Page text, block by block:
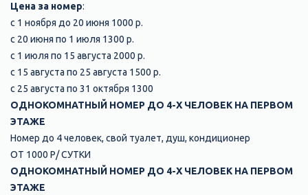
Цена за номер:
с 1 ноября до 20 июня 1000 р.
с 20 июня по 1 июля 1300 р.
с 1 июля по 15 августа 2000 р.
с 15 августа по 25 августа 1500 р.
с 25 августа по 31 октября 1300
ОДНОКОМНАТНЫЙ НОМЕР ДО 4-Х ЧЕЛОВЕК НА ПЕРВОМ
ЭТАЖЕ
Номер до 4 человек, свой туалет, душ, кондиционер
ОТ 1000 Р/ СУТКИ
ОДНОКОМНАТНЫЙ НОМЕР ДО 4-Х ЧЕЛОВЕК НА ПЕРВОМ
ЭТАЖЕ